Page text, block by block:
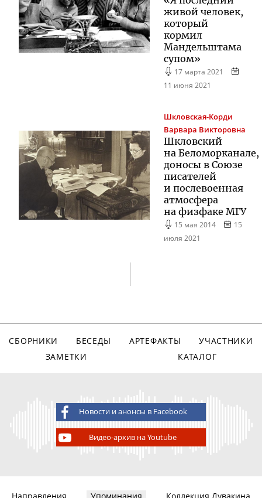
живой человек,
который
кормил
Мандельштама
супом»
17 марта 2021
11 июня 2021
Шкловская-Корди
Варвара Викторовна
Шкловский
на Беломорканале,
доносы в Союзе
писателей
и послевоенная
атмосфера
на физфаке МГУ
15 мая 2014
15
июля 2021
СБОРНИКИ БЕСЕДЫ АРТЕФАКТЫ
УЧАСТНИКИ
ЗАМЕТКИ
КАТАЛОГ
Новости и анонсы в Facebook
Видео-архив на Youtube